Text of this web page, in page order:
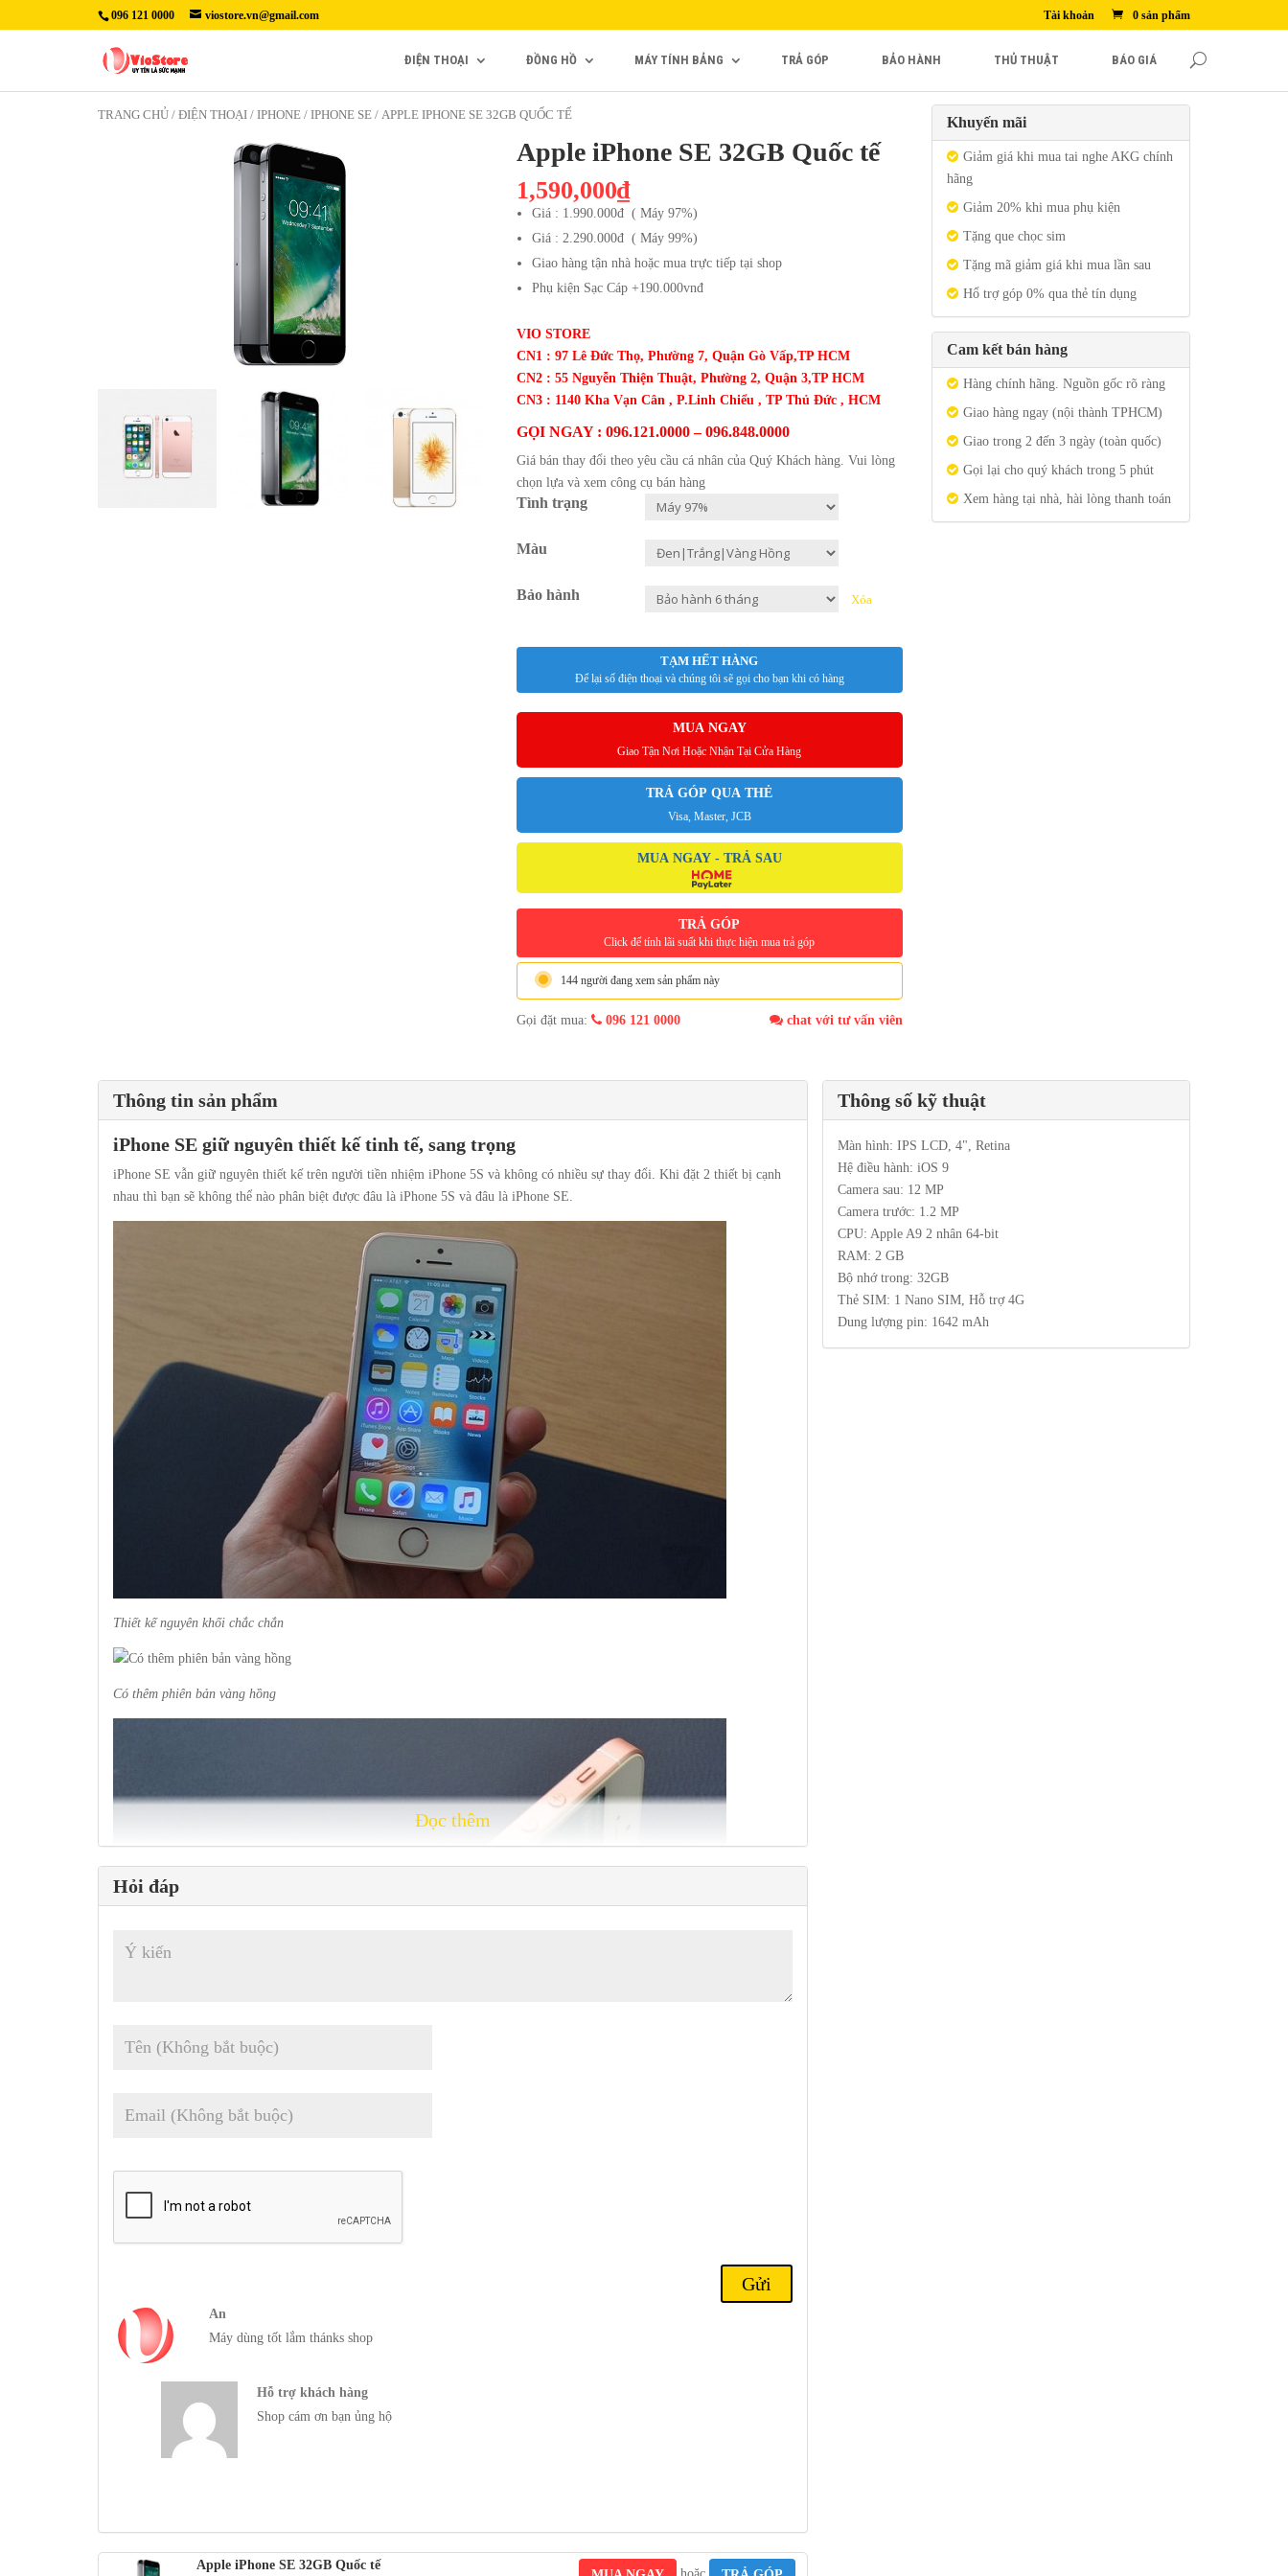
096 121 0000 viostore.vn@gmail.com Tài khoản 0 sản phẩm
ĐIỆN THOẠI ĐỒNG HỒ MÁY TÍNH BẢNG TRẢ GÓP BẢO HÀNH THỦ THUẬT BÁO GIÁ
TRANG CHỦ / ĐIỆN THOẠI / IPHONE / IPHONE SE / APPLE IPHONE SE 32GB QUỐC TẾ
Apple iPhone SE 32GB Quốc tế
1,590,000₫
Giá : 1.990.000đ ( Máy 97%)
Giá : 2.290.000đ ( Máy 99%)
Giao hàng tận nhà hoặc mua trực tiếp tại shop
Phụ kiện Sạc Cáp +190.000vnđ
VIO STORE
CN1 : 97 Lê Đức Thọ, Phường 7, Quận Gò Vấp,TP HCM
CN2 : 55 Nguyễn Thiện Thuật, Phường 2, Quận 3,TP HCM
CN3 : 1140 Kha Vạn Cân , P.Linh Chiểu , TP Thủ Đức , HCM
GỌI NGAY : 096.121.0000 – 096.848.0000
Giá bán thay đổi theo yêu cầu cá nhân của Quý Khách hàng. Vui lòng
chọn lựa và xem công cụ bán hàng
Tình trạng
Màu
Bảo hành Xóa
TẠM HẾT HÀNG
Để lại số điện thoại và chúng tôi sẽ gọi cho bạn khi có hàng
MUA NGAY
Giao Tận Nơi Hoặc Nhận Tại Cửa Hàng
TRẢ GÓP QUA THẺ
Visa, Master, JCB
MUA NGAY - TRẢ SAU
TRẢ GÓP
Click để tính lãi suất khi thực hiện mua trả góp
144 người đang xem sản phẩm này
Gọi đặt mua: 096 121 0000 chat với tư vấn viên
Khuyến mãi
Giảm giá khi mua tai nghe AKG chính
hãng
Giảm 20% khi mua phụ kiện
Tặng que chọc sim
Tặng mã giảm giá khi mua lần sau
Hổ trợ góp 0% qua thẻ tín dụng
Cam kết bán hàng
Hàng chính hãng. Nguồn gốc rõ ràng
Giao hàng ngay (nội thành TPHCM)
Giao trong 2 đến 3 ngày (toàn quốc)
Gọi lại cho quý khách trong 5 phút
Xem hàng tại nhà, hài lòng thanh toán
Thông số kỹ thuật
Màn hình: IPS LCD, 4", Retina
Hệ điều hành: iOS 9
Camera sau: 12 MP
Camera trước: 1.2 MP
CPU: Apple A9 2 nhân 64-bit
RAM: 2 GB
Bộ nhớ trong: 32GB
Thẻ SIM: 1 Nano SIM, Hỗ trợ 4G
Dung lượng pin: 1642 mAh
Thông tin sản phẩm
iPhone SE giữ nguyên thiết kế tinh tế, sang trọng
iPhone SE vẫn giữ nguyên thiết kế trên người tiền nhiệm iPhone 5S và không có nhiều sự thay đổi. Khi đặt 2 thiết bị cạnh
nhau thì bạn sẽ không thể nào phân biệt được đâu là iPhone 5S và đâu là iPhone SE.
Thiết kế nguyên khối chắc chắn
Có thêm phiên bản vàng hồng
Đọc thêm
Hỏi đáp
An
Máy dùng tốt lắm thánks shop
Hỗ trợ khách hàng
Shop cám ơn bạn ủng hộ
Apple iPhone SE 32GB Quốc tế